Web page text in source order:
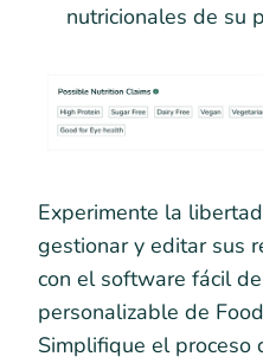
nutricionales de su
Experimente la
gestionar y editar sus
con el software fácil
personalizable de
Simplifique el proceso